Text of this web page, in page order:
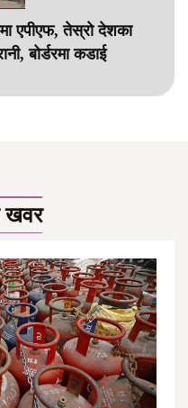
एपीएफ, तेस्रो देशका
बोर्डरमा कडाई
खवर